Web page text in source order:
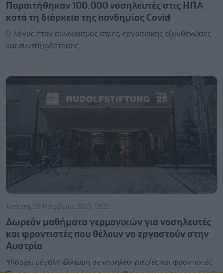
Παραιτήθηκαν 100.000 νοσηλευτές στις ΗΠΑ
κατά τη διάρκεια της πανδημίας Covid
Ο λόγος ήταν συνδυασμός στρες, εργασιακής εξουθένωσης
και συνταξιοδότησης.
Τετάρτη, 29 Νοεμβρίου 2023, 13:05
Δωρεάν μαθήματα γερμανικών για νοσηλευτές
και φροντιστές που θέλουν να εργαστούν στην
Αυστρία
Υπάρχει μεγάλη έλλειψη σε νοσηλεύτριες/ες και φροντιστές.